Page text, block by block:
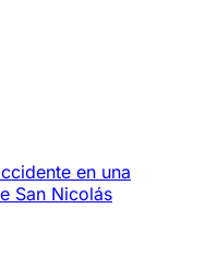
en una
San Nicolás